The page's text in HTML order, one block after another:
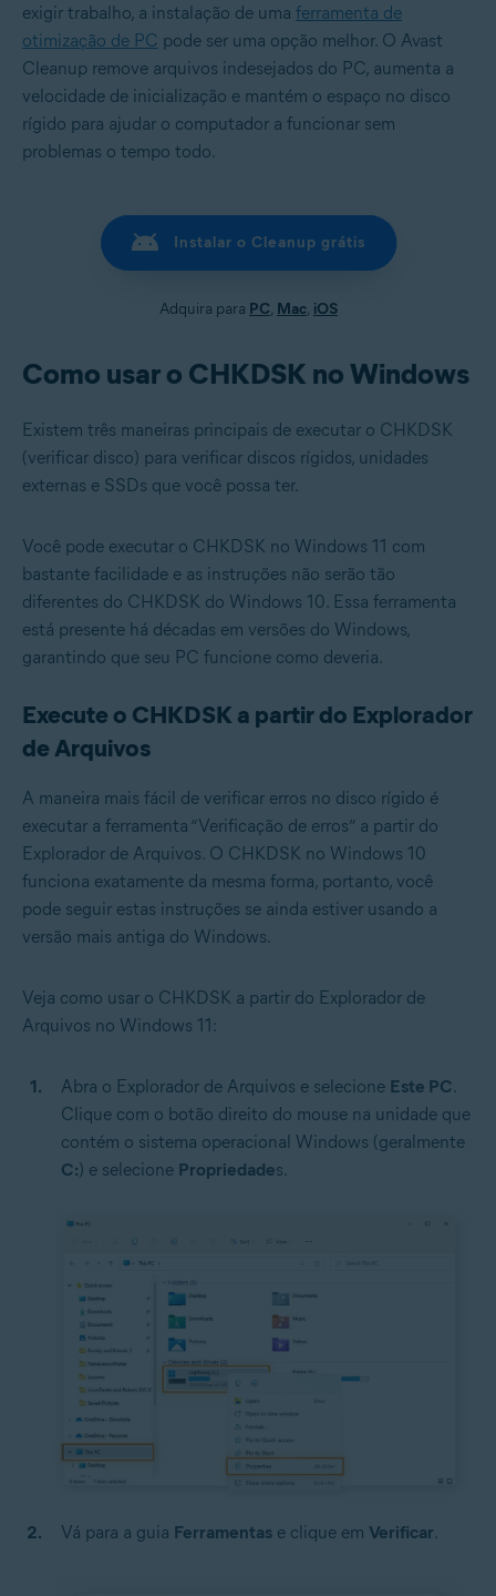
exigir trabalho, a instalação de uma ferramenta de
otimização de PC pode ser uma opção melhor. O Avast
Cleanup remove arquivos indesejados do PC, aumenta a
velocidade de inicialização e mantém o espaço no disco
rígido para ajudar o computador a funcionar sem
problemas o tempo todo.
Instalar o Cleanup grátis
Adquira para PC, Mac, iOS
Como usar o CHKDSK no Windows
Existem três maneiras principais de executar o CHKDSK
(verificar disco) para verificar discos rígidos, unidades
externas e SSDs que você possa ter.
Você pode executar o CHKDSK no Windows 11 com
bastante facilidade e as instruções não serão tão
diferentes do CHKDSK do Windows 10. Essa ferramenta
está presente há décadas em versões do Windows,
garantindo que seu PC funcione como deveria.
Execute o CHKDSK a partir do Explorador
de Arquivos
A maneira mais fácil de verificar erros no disco rígido é
executar a ferramenta “Verificação de erros” a partir do
Explorador de Arquivos. O CHKDSK no Windows 10
funciona exatamente da mesma forma, portanto, você
pode seguir estas instruções se ainda estiver usando a
versão mais antiga do Windows.
Veja como usar o CHKDSK a partir do Explorador de
Arquivos no Windows 11:
Abra o Explorador de Arquivos e selecione Este PC.
Clique com o botão direito do mouse na unidade que
contém o sistema operacional Windows (geralmente
C:) e selecione Propriedades.
Vá para a guia Ferramentas e clique em Verificar.